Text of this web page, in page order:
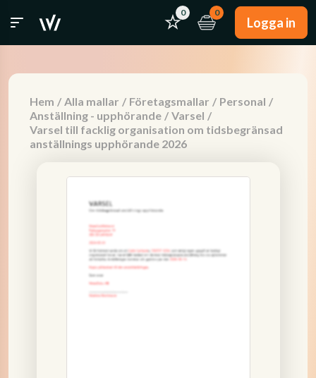
0 0
Logga in
Hem / Alla mallar / Företagsmallar / Personal /
Anställning - upphörande / Varsel /
Varsel till facklig organisation om tidsbegränsad
anställnings upphörande 2026